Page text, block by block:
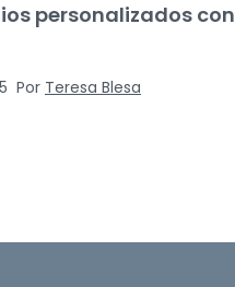
personalizados con
Por Teresa Blesa